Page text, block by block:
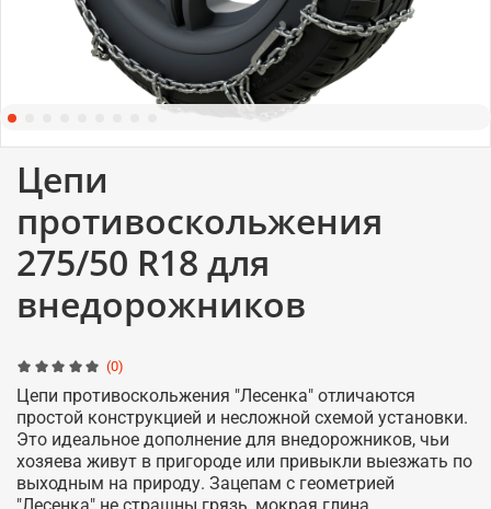
(0)
Цепи
противоскольжения
275/50 R18 для
внедорожников
Цепи противоскольжения "Лесенка" отличаются
простой конструкцией и несложной схемой установки.
Это идеальное дополнение для внедорожников, чьи
хозяева живут в пригороде или привыкли выезжать по
выходным на природу. Зацепам с геометрией